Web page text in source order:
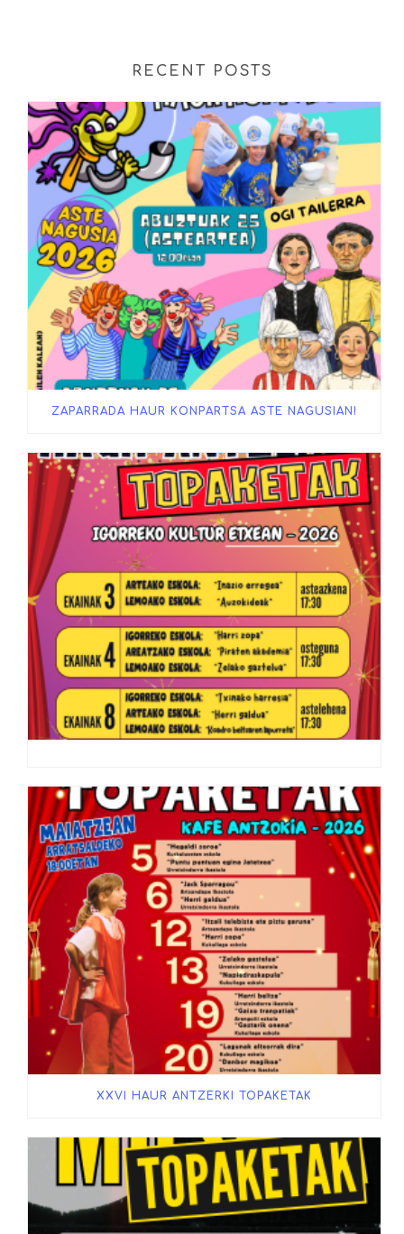
RECENT POSTS
ZAPARRADA HAUR KONPARTSA ASTE NAGUSIAN!
XXVI HAUR ANTZERKI TOPAKETAK